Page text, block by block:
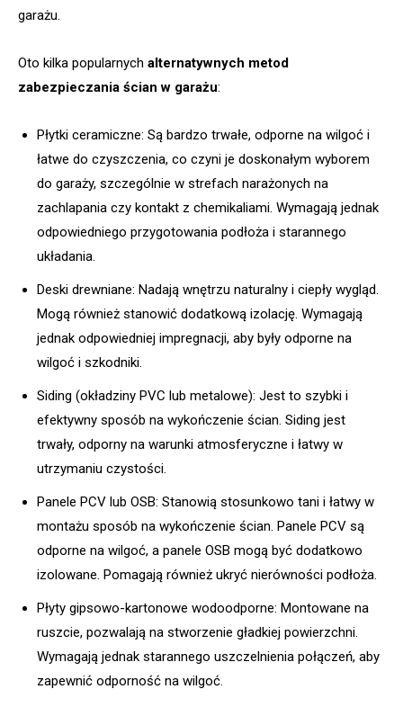
garażu.
Oto kilka popularnych alternatywnych metod
zabezpieczania ścian w garażu:
Płytki ceramiczne: Są bardzo trwałe, odporne na wilgoć i
łatwe do czyszczenia, co czyni je doskonałym wyborem
do garaży, szczególnie w strefach narażonych na
zachlapania czy kontakt z chemikaliami. Wymagają jednak
odpowiedniego przygotowania podłoża i starannego
układania.
Deski drewniane: Nadają wnętrzu naturalny i ciepły wygląd.
Mogą również stanowić dodatkową izolację. Wymagają
jednak odpowiedniej impregnacji, aby były odporne na
wilgoć i szkodniki.
Siding (okładziny PVC lub metalowe): Jest to szybki i
efektywny sposób na wykończenie ścian. Siding jest
trwały, odporny na warunki atmosferyczne i łatwy w
utrzymaniu czystości.
Panele PCV lub OSB: Stanowią stosunkowo tani i łatwy w
montażu sposób na wykończenie ścian. Panele PCV są
odporne na wilgoć, a panele OSB mogą być dodatkowo
izolowane. Pomagają również ukryć nierówności podłoża.
Płyty gipsowo-kartonowe wodoodporne: Montowane na
ruszcie, pozwalają na stworzenie gładkiej powierzchni.
Wymagają jednak starannego uszczelnienia połączeń, aby
zapewnić odporność na wilgoć.